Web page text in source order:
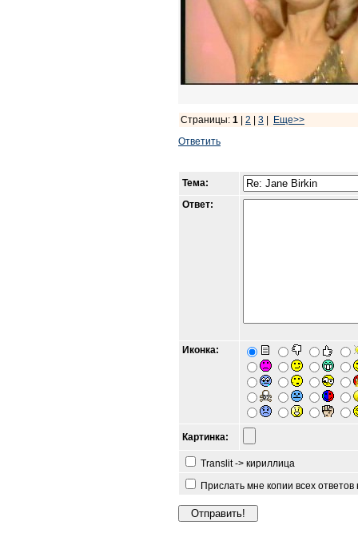
Страницы: 1 2 3
Еще>>
Ответить
Тема:
Ответ:
Иконка:
Картинка:
Translit -> кириллица
Прислать мне копии всех